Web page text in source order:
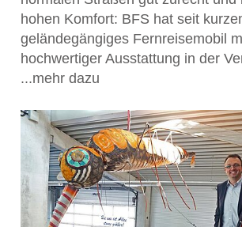
hohen Komfort: BFS hat seit
geländegängiges Fernreisemobil
hochwertiger Ausstattung in der
...mehr dazu